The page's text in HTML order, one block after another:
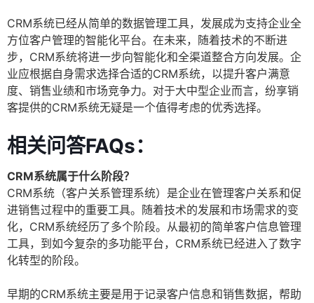
CRM系统已经从简单的数据管理工具，发展成为支持企业全
方位客户管理的智能化平台。在未来，随着技术的不断进
步，CRM系统将进一步向智能化和全渠道整合方向发展。企
业应根据自身需求选择合适的CRM系统，以提升客户满意
度、销售业绩和市场竞争力。对于大中型企业而言，纷享销
客提供的CRM系统无疑是一个值得考虑的优秀选择。
相关问答FAQs：
CRM系统属于什么阶段？
CRM系统（客户关系管理系统）是企业在管理客户关系和促
进销售过程中的重要工具。随着技术的发展和市场需求的变
化，CRM系统经历了多个阶段。从最初的简单客户信息管理
工具，到如今复杂的多功能平台，CRM系统已经进入了数字
化转型的阶段。
早期的CRM系统主要是用于记录客户信息和销售数据，帮助